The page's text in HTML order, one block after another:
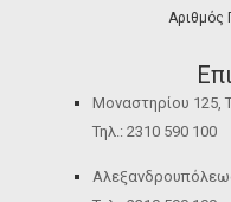
Αριθμός
Μοναστηρίου 125,
Τηλ.: 2310 590 100
Αλεξανδρουπόλεως